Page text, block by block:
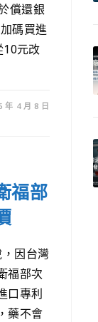
償還銀
碼買進
10元改
年 4 月 8 日
福部
因台灣
福部次
口專利
藥不會